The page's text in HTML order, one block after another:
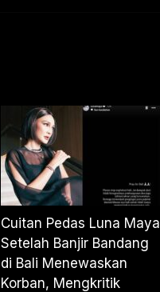
Cuitan Pedas Luna Maya
Setelah Banjir Bandang
di Bali Menewaskan
Korban, Mengkritik